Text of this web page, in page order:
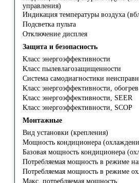
управления)
Индикация температуры воздуха
Подсветка пульта
Отключение дисплея
Защита и безопасность
Класс энергоэффективности
Класс пылевлагозащищенности
Система самодиагностики
Класс энергоэффективности, обогрев
Класс энергоэффективности, SEER
Класс энергоэффективности, SCOP
Монтажные
Вид установки (крепления)
Мощность кондиционера
Базовая мощность кондиционера
Потребляемая мощность в режиме
Потребляемая мощность в режиме
Макс. потребляемая мощность